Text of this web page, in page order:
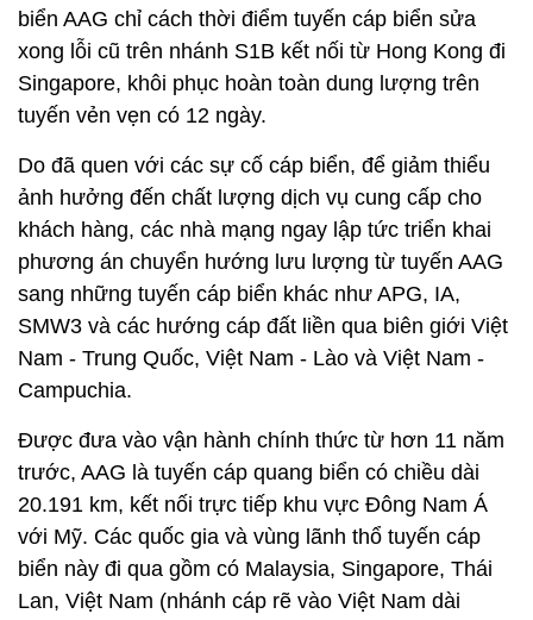
biển AAG chỉ cách thời điểm tuyến cáp biển sửa
xong lỗi cũ trên nhánh S1B kết nối từ Hong Kong đi
Singapore, khôi phục hoàn toàn dung lượng trên
tuyến vẻn vẹn có 12 ngày.
Do đã quen với các sự cố cáp biển, để giảm thiểu
ảnh hưởng đến chất lượng dịch vụ cung cấp cho
khách hàng, các nhà mạng ngay lập tức triển khai
phương án chuyển hướng lưu lượng từ tuyến AAG
sang những tuyến cáp biển khác như APG, IA,
SMW3 và các hướng cáp đất liền qua biên giới Việt
Nam - Trung Quốc, Việt Nam - Lào và Việt Nam -
Campuchia.
Được đưa vào vận hành chính thức từ hơn 11 năm
trước, AAG là tuyến cáp quang biển có chiều dài
20.191 km, kết nối trực tiếp khu vực Đông Nam Á
với Mỹ. Các quốc gia và vùng lãnh thổ tuyến cáp
biển này đi qua gồm có Malaysia, Singapore, Thái
Lan, Việt Nam (nhánh cáp rẽ vào Việt Nam dài